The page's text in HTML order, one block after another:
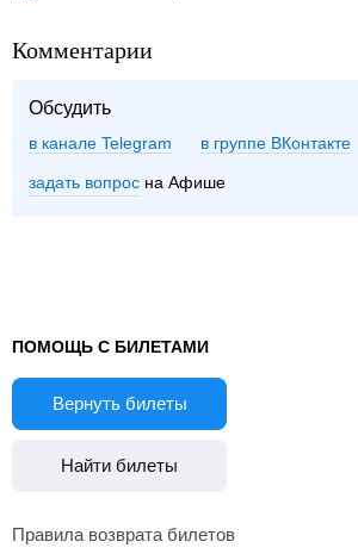
Комментарии
Обсудить
в канале Telegram группе ВКонтакте
задать вопрос на Афише
ПОМОЩЬ С БИЛЕТАМИ
Вернуть билеты
Найти билеты
Правила возврата билетов